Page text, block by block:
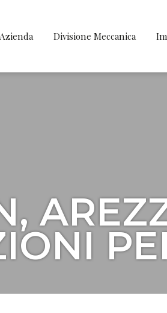
Divisione Meccanica